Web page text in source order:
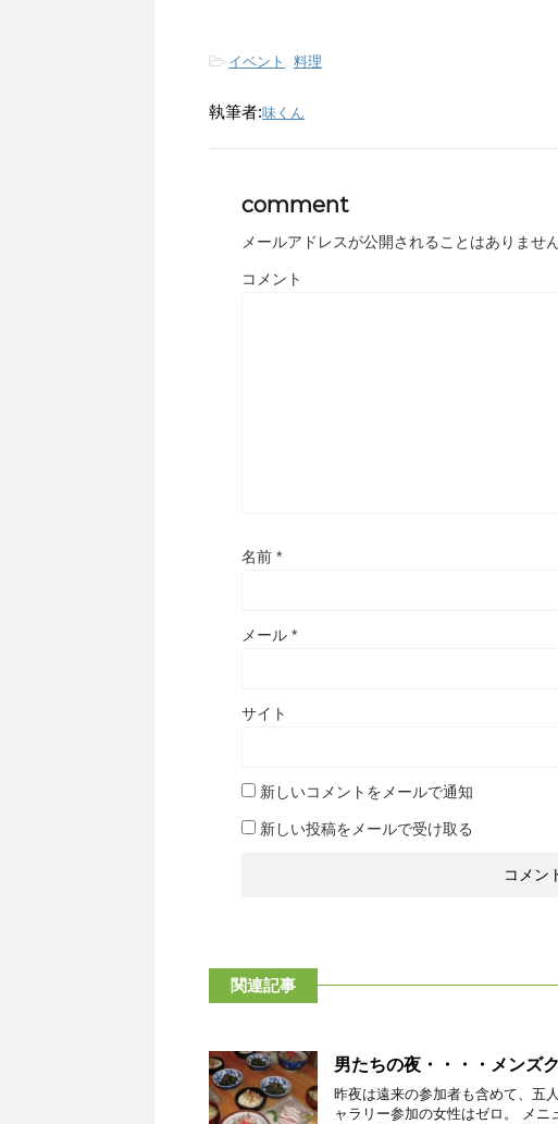
-イベント , 料理
執筆者:味くん
comment
メールアドレスが公開されることはありません
コメント
名前 *
メール *
サイト
新しいコメントをメールで通知
新しい投稿をメールで受け取る
関連記事
男たちの夜・・・・メンズ
昨夜は遠来の参加者も含めて、五
ャラリー参加の女性はゼロ。 メ